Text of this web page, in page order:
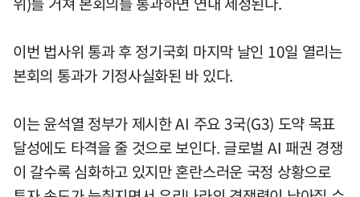
이번 법사위 통과 후 정기국회 마지막 날인 10일 열리는
본회의 통과가 기정사실화된 바 있다.
이는 윤석열 정부가 제시한 AI 주요 3국(G3) 도약 목표
달성에도 타격을 줄 것으로 보인다. 글로벌 AI 패권 경쟁
이 갈수록 심화하고 있지만 혼란스러운 국정 상황으로